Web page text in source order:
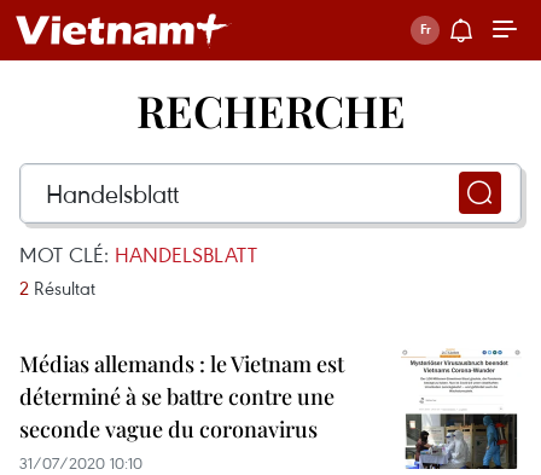
RECHERCHE
MOT CLÉ: HANDELSBLATT
2 Résultat
Médias allemands : le Vietnam est
déterminé à se battre contre une
seconde vague du coronavirus
31/07/2020 10:10